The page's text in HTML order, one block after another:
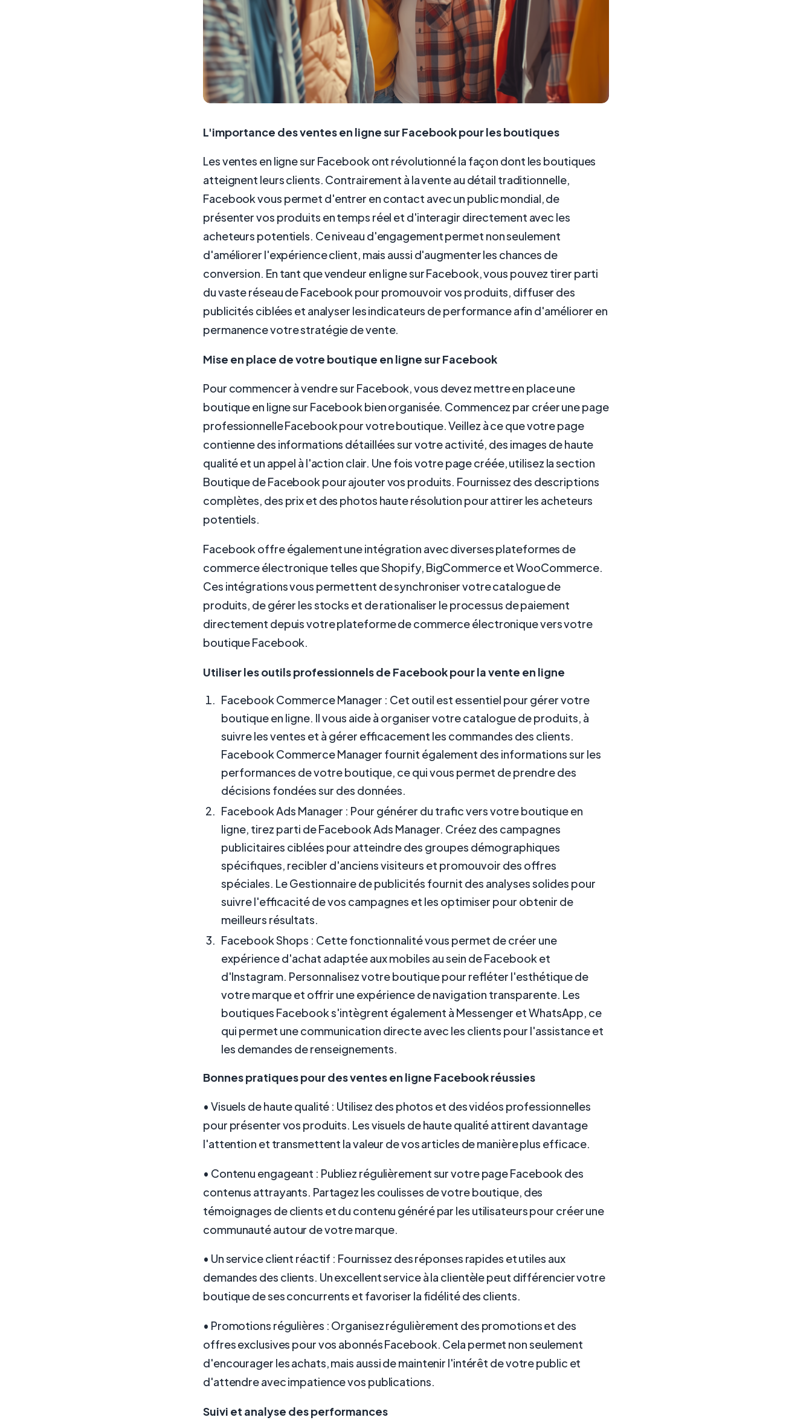
L'importance des ventes en ligne sur Facebook pour les boutiques
Les ventes en ligne sur Facebook ont révolutionné la façon dont les boutiques
atteignent leurs clients. Contrairement à la vente au détail traditionnelle,
Facebook vous permet d'entrer en contact avec un public mondial, de
présenter vos produits en temps réel et d'interagir directement avec les
acheteurs potentiels. Ce niveau d'engagement permet non seulement
d'améliorer l'expérience client, mais aussi d'augmenter les chances de
conversion. En tant que vendeur en ligne sur Facebook, vous pouvez tirer parti
du vaste réseau de Facebook pour promouvoir vos produits, diffuser des
publicités ciblées et analyser les indicateurs de performance afin d'améliorer en
permanence votre stratégie de vente.
Mise en place de votre boutique en ligne sur Facebook
Pour commencer à vendre sur Facebook, vous devez mettre en place une
boutique en ligne sur Facebook bien organisée. Commencez par créer une page
professionnelle Facebook pour votre boutique. Veillez à ce que votre page
contienne des informations détaillées sur votre activité, des images de haute
qualité et un appel à l'action clair. Une fois votre page créée, utilisez la section
Boutique de Facebook pour ajouter vos produits. Fournissez des descriptions
complètes, des prix et des photos haute résolution pour attirer les acheteurs
potentiels.
Facebook offre également une intégration avec diverses plateformes de
commerce électronique telles que Shopify, BigCommerce et WooCommerce.
Ces intégrations vous permettent de synchroniser votre catalogue de
produits, de gérer les stocks et de rationaliser le processus de paiement
directement depuis votre plateforme de commerce électronique vers votre
boutique Facebook.
Utiliser les outils professionnels de Facebook pour la vente en ligne
Facebook Commerce Manager : Cet outil est essentiel pour gérer votre
boutique en ligne. Il vous aide à organiser votre catalogue de produits, à
suivre les ventes et à gérer efficacement les commandes des clients.
Facebook Commerce Manager fournit également des informations sur les
performances de votre boutique, ce qui vous permet de prendre des
décisions fondées sur des données.
Facebook Ads Manager : Pour générer du trafic vers votre boutique en
ligne, tirez parti de Facebook Ads Manager. Créez des campagnes
publicitaires ciblées pour atteindre des groupes démographiques
spécifiques, recibler d'anciens visiteurs et promouvoir des offres
spéciales. Le Gestionnaire de publicités fournit des analyses solides pour
suivre l'efficacité de vos campagnes et les optimiser pour obtenir de
meilleurs résultats.
Facebook Shops : Cette fonctionnalité vous permet de créer une
expérience d'achat adaptée aux mobiles au sein de Facebook et
d'Instagram. Personnalisez votre boutique pour refléter l'esthétique de
votre marque et offrir une expérience de navigation transparente. Les
boutiques Facebook s'intègrent également à Messenger et WhatsApp, ce
qui permet une communication directe avec les clients pour l'assistance et
les demandes de renseignements.
Bonnes pratiques pour des ventes en ligne Facebook réussies
• Visuels de haute qualité : Utilisez des photos et des vidéos professionnelles
pour présenter vos produits. Les visuels de haute qualité attirent davantage
l'attention et transmettent la valeur de vos articles de manière plus efficace.
• Contenu engageant : Publiez régulièrement sur votre page Facebook des
contenus attrayants. Partagez les coulisses de votre boutique, des
témoignages de clients et du contenu généré par les utilisateurs pour créer une
communauté autour de votre marque.
• Un service client réactif : Fournissez des réponses rapides et utiles aux
demandes des clients. Un excellent service à la clientèle peut différencier votre
boutique de ses concurrents et favoriser la fidélité des clients.
• Promotions régulières : Organisez régulièrement des promotions et des
offres exclusives pour vos abonnés Facebook. Cela permet non seulement
d'encourager les achats, mais aussi de maintenir l'intérêt de votre public et
d'attendre avec impatience vos publications.
Suivi et analyse des performances